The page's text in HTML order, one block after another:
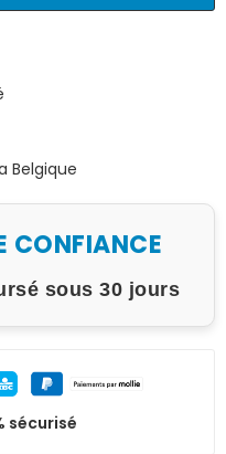
Belgique
CONFIANCE
sous 30 jours
sécurisé